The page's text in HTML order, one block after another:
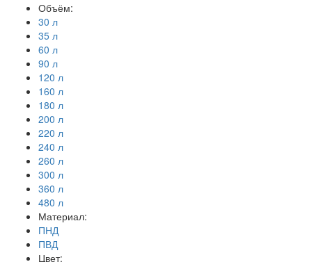
Объём:
30 л
35 л
60 л
90 л
120 л
160 л
180 л
200 л
220 л
240 л
260 л
300 л
360 л
480 л
Материал:
ПНД
ПВД
Цвет: